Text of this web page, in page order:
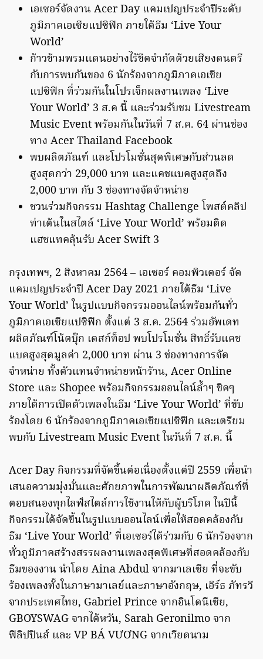
เอเซอร์จัดงาน Acer Day แคมเปญประจำปีระดับ
ภูมิภาคเอเซียแปซิฟิก ภายใต้ธีม ‘Live Your
World’
ก้าวข้ามพรมแดนอย่างไร้ขีดจำกัดด้วยเสียงดนตรี
กับการพบกันของ 6 นักร้องจากภูมิภาคเอเชีย
แปซิฟิก ที่ร่วมกันในโปรเจ็กผลงานเพลง ‘Live
Your World’ 3 ส.ค นี้ และร่วมรับชม Livestream
Music Event พร้อมกันในวันที่ 7 ส.ค. 64 ผ่านช่อง
ทาง Acer Thailand Facebook
พบผลิตภัณฑ์ และโปรโมชั่นสุดพิเศษกับส่วนลด
สูงสุดกว่า 29,000 บาท และแคชแบคสูงสุดถึง
2,000 บาท กับ 3 ช่องทางจัดจำหน่าย
ชวนร่วมกิจกรรม Hashtag Challenge โพสต์คลิป
ท่าเต้นในสไตล์ ‘Live Your World’ พร้อมติด
แฮชแทคลุ้นรับ Acer Swift 3
กรุงเทพฯ, 2 สิงหาคม 2564 – เอเซอร์ คอมพิวเตอร์ จัด
แคมเปญประจำปี Acer Day 2021 ภายใต้ธีม ‘Live
Your World’ ในรูปแบบกิจกรรมออนไลน์พร้อมกันทั่ว
ภูมิภาคเอเซียแปซิฟิก ตั้งแต่ 3 ส.ค. 2564 ร่วมอัพเดท
ผลิตภัณฑ์โน้ตบุ๊ก เดสก์ท็อป พบโปรโมชั่น สิทธิ์รับแคช
แบคสูงสุดมูลค่า 2,000 บาท ผ่าน 3 ช่องทางการจัด
จำหน่าย ทั้งตัวแทนจำหน่ายหน้าร้าน, Acer Online
Store และ Shopee พร้อมกิจกรรมออนไลน์ล้ำๆ ชิคๆ
ภายใต้การเปิดตัวเพลงในธีม ‘Live Your World’ ที่ขับ
ร้องโดย 6 นักร้องจากภูมิภาคเอเชียแปซิฟิก และเตรียม
พบกับ Livestream Music Event ในวันที่ 7 ส.ค. นี้
Acer Day กิจกรรมที่จัดขึ้นต่อเนื่องตั้งแต่ปี 2559 เพื่อนำ
เสนอความมุ่งมั่นและศักยภาพในการพัฒนาผลิตภัณฑ์ที่
ตอบสนองทุกไลฟ์สไตล์การใช้งานให้กับผู้บริโภค ในปีนี้
กิจกรรมได้จัดขึ้นในรูปแบบออนไลน์เพื่อให้สอดคล้องกับ
ธีม ‘Live Your World’ ที่เอเซอร์ได้ร่วมกับ 6 นักร้องจาก
ทั่วภูมิภาคสร้างสรรผลงานเพลงสุดพิเศษที่สอดคล้องกับ
ธีมของงาน นำโดย Aina Abdul จากมาเลเซีย ที่จะขับ
ร้องเพลงทั้งในภาษามาเลย์และภาษาอังกฤษ, เอิร์ธ ภัทรวี
จากประเทศไทย, Gabriel Prince จากอินโดนีเซีย,
GBOYSWAG จากไต้หวัน, Sarah Geronilmo จาก
ฟิลิปปินส์ และ VP BÁ VƯƠNG จากเวียดนาม